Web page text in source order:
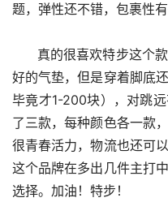
题，弹性还不错，包裹性有
好的气垫，但是穿着脚底
毕竟才1-200块），对跳
了三款，每种颜色各一款
很青春活力，物流也还可
这个品牌在多出几件主打
选择。加油！特步！